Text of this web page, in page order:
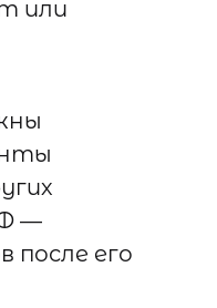
или
—
после его